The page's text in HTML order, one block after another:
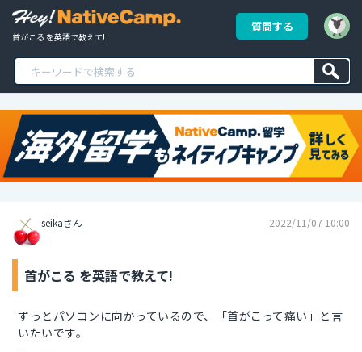
首がこる を英語で教えて!
質問する
seikaさん 2022/11/07 10:00
首がこる を英語で教えて!
ずっとパソコンに向かっているので、「首がこって痛い」と言
いたいです。